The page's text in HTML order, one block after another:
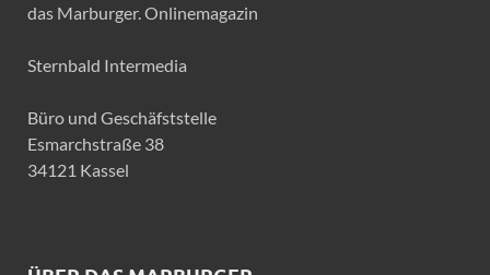
das Marburger. Onlinemagazin
Sternbald Intermedia
Büro und Geschäfststelle
Esmarchstraße 38
34121 Kassel